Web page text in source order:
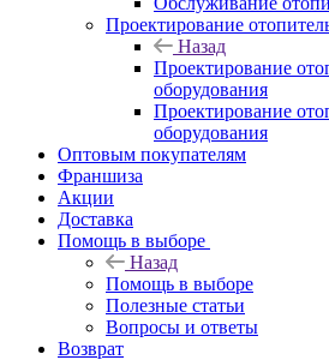
Проектирование
Назад
Проектирование
оборудования
Проектирование
оборудования
Оптовым покупателям
Франшиза
Акции
Доставка
Помощь в выборе
Назад
Помощь в выборе
Полезные статьи
Вопросы и ответы
Возврат